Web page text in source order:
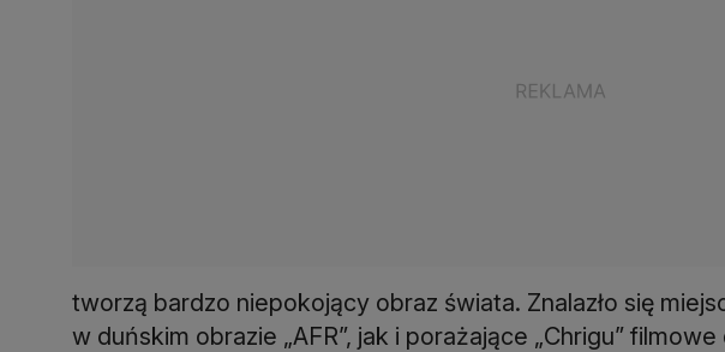
tworzą bardzo niepokojący obraz świata. Znalazło się
w duńskim obrazie „AFR”, jak i porażające „Chrigu”